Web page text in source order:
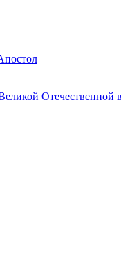
Отечественной